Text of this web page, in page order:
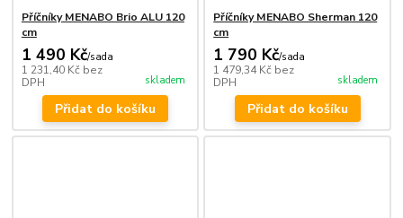
Příčníky MENABO Brio ALU 120
cm
1 490 Kč/sada
1 231,40 Kč bez
DPH
skladem
Přidat do košíku
Příčníky MENABO Sherman 120
cm
1 790 Kč/sada
1 479,34 Kč bez
DPH
skladem
Přidat do košíku